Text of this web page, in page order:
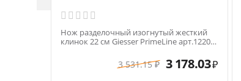
Нож разделочный изогнутый жесткий
клинок 22 см Giesser PrimeLine арт.12200-
3 531.15 ₽ 3 178.03₽